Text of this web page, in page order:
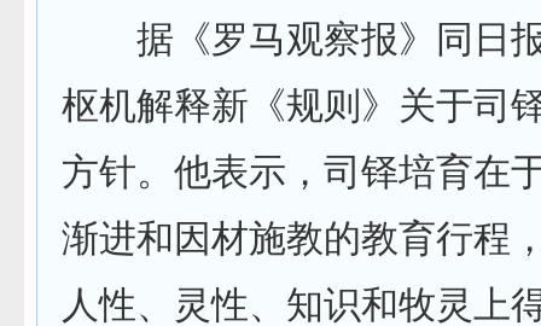
据《罗马观察报》同日
枢机解释新《规则》关于司
方针。他表示，司铎培育在
渐进和因材施教的教育行程
人性、灵性、知识和牧灵上